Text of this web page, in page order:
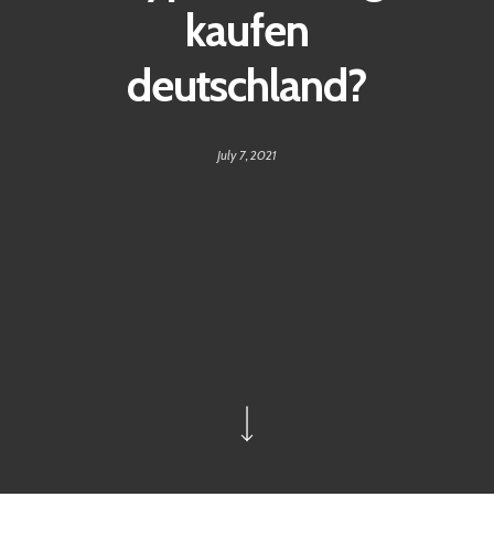
kaufen
deutschland?
July 7, 2021